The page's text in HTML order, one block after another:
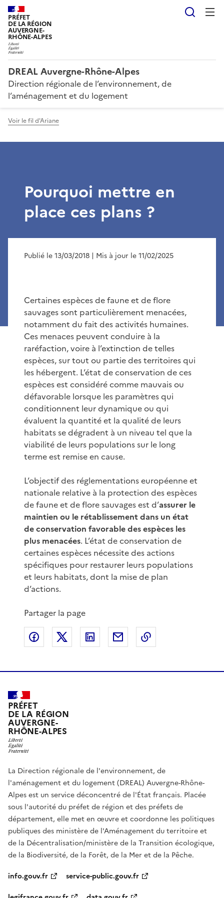
PRÉFET
DE LA RÉGION
AUVERGNE-
RHÔNE-ALPES
DREAL Auvergne-Rhône-Alpes
Direction régionale de l’environnement, de
l’aménagement et du logement
Voir le fil d'Ariane
Pourquoi mettre en
place ces plans ?
Publié le 13/03/2018 | Mis à jour le 11/02/2025
Certaines espèces de faune et de flore
sauvages sont particulièrement menacées,
notamment du fait des activités humaines.
Ces menaces peuvent conduire à la
raréfaction, voire à l’extinction de telles
espèces, sur tout ou partie des territoires qui
les hébergent. L’état de conservation de ces
espèces est considéré comme mauvais ou
défavorable lorsque les paramètres qui
conditionnent leur dynamique ou qui
évaluent la quantité et la qualité de leurs
habitats se dégradent à un niveau tel que la
viabilité de leurs populations sur le long
terme est remise en cause.
L’objectif des réglementations européenne et
nationale relative à la protection des espèces
de faune et de flore sauvages est d’assurer le
maintien ou le rétablissement dans un état
de conservation favorable des espèces les
plus menacées. L’état de conservation de
certaines espèces nécessite des actions
spécifiques pour restaurer leurs populations
et leurs habitats, dont la mise de plan
d’actions.
Partager la page
Partager sur Facebook
Partager sur XPartager sur LinkedIn
Partager par email
PRÉFET
DE LA RÉGION
AUVERGNE-
RHÔNE-ALPES
La Direction régionale de l'environnement, de
l'aménagement et du logement (DREAL) Auvergne-Rhône-
Alpes est un service déconcentré de l'État français. Placée
sous l'autorité du préfet de région et des préfets de
département, elle met en œuvre et coordonne les politiques
publiques des ministère de l'Aménagement du territoire et
de la Décentralisation/ministère de la Transition écologique,
de la Biodiversité, de la Forêt, de la Mer et de la Pêche.
info.gouv.fr
service-public.gouv.fr